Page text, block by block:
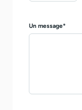
Un message*